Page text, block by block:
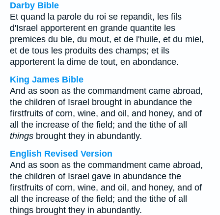
Darby Bible
Et quand la parole du roi se repandit, les fils
d'Israel apporterent en grande quantite les
premices du ble, du mout, et de l'huile, et du miel,
et de tous les produits des champs; et ils
apporterent la dime de tout, en abondance.
King James Bible
And as soon as the commandment came abroad,
the children of Israel brought in abundance the
firstfruits of corn, wine, and oil, and honey, and of
all the increase of the field; and the tithe of all
things brought they in abundantly.
English Revised Version
And as soon as the commandment came abroad,
the children of Israel gave in abundance the
firstfruits of corn, wine, and oil, and honey, and of
all the increase of the field; and the tithe of all
things brought they in abundantly.